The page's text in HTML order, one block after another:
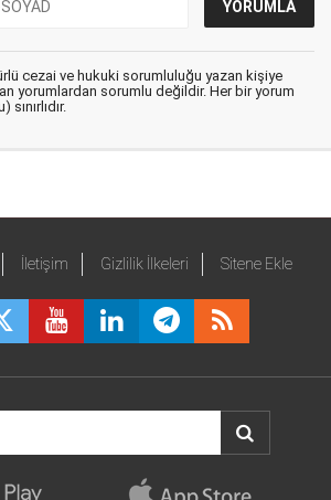
cezai ve hukuki sorumluluğu yazan kişiye
yorumlardan sorumlu değildir. Her bir yorum
İletişim Gizlilik İlkeleri Sitene Ekle